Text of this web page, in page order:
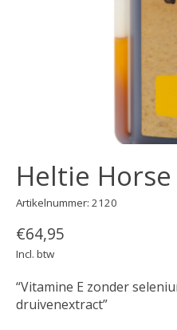
Heltie
Artikelnummer: 2120
€64,95
Incl. btw
“Vitamine E zonder
druivenextract”